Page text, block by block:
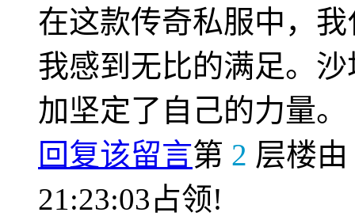
在这款传奇私服中，
我感到无比的满足。
加坚定了自己的力量。
回复该留言第 2 层楼由
21:23:03占领!